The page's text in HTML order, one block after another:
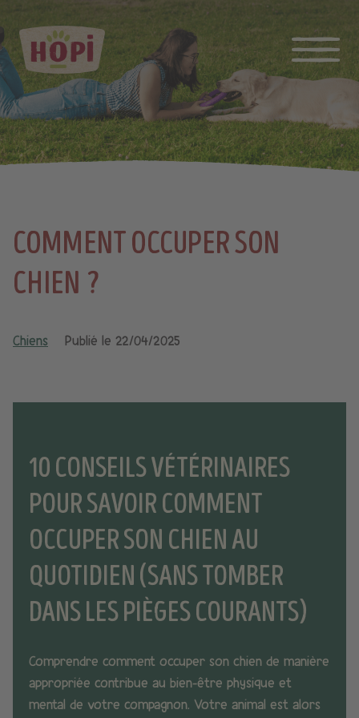
COMMENT OCCUPER SON
CHIEN ?
Chiens Publié le 22/04/2025
10 CONSEILS VÉTÉRINAIRES
POUR SAVOIR COMMENT
OCCUPER SON CHIEN AU
QUOTIDIEN (SANS TOMBER
DANS LES PIÈGES COURANTS)
Comprendre comment occuper son chien de manière
appropriée contribue au bien-être physique et
mental de votre compagnon. Votre animal est alors